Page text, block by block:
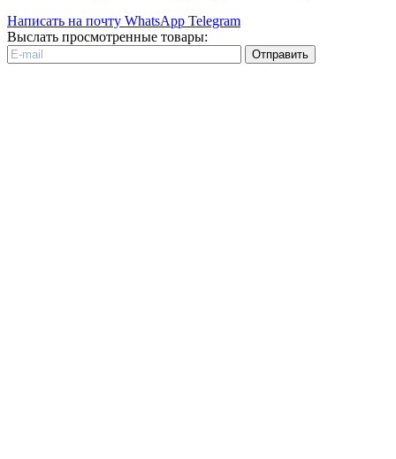
Написать на почту WhatsApp Telegram
Выслать просмотренные товары:
Отправить